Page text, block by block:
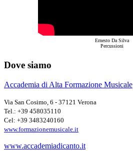
Ernesto Da Silva
Percussioni
Dove siamo
Accademia di Alta Formazione Musicale
Via San Cosimo, 6 - 37121 Verona
Tel.: +39 458035110
Cel: +39 3483240160
www.formazionemusicale.it
www.accademiadicanto.it